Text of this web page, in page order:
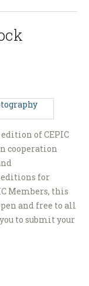
of CEPIC
cooperation
editions for
Members, this
and free to all
to submit your